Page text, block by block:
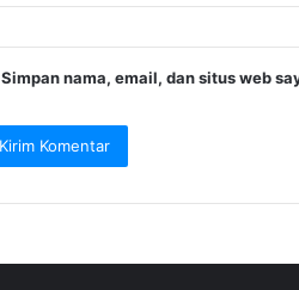
Simpan nama, email, dan situs web